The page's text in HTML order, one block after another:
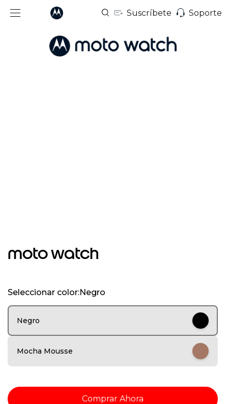
Suscríbete Soporte
t
e
f
8
moto watch
Seleccionar color:Negro
Negro
Mocha Mousse
Comprar Ahora